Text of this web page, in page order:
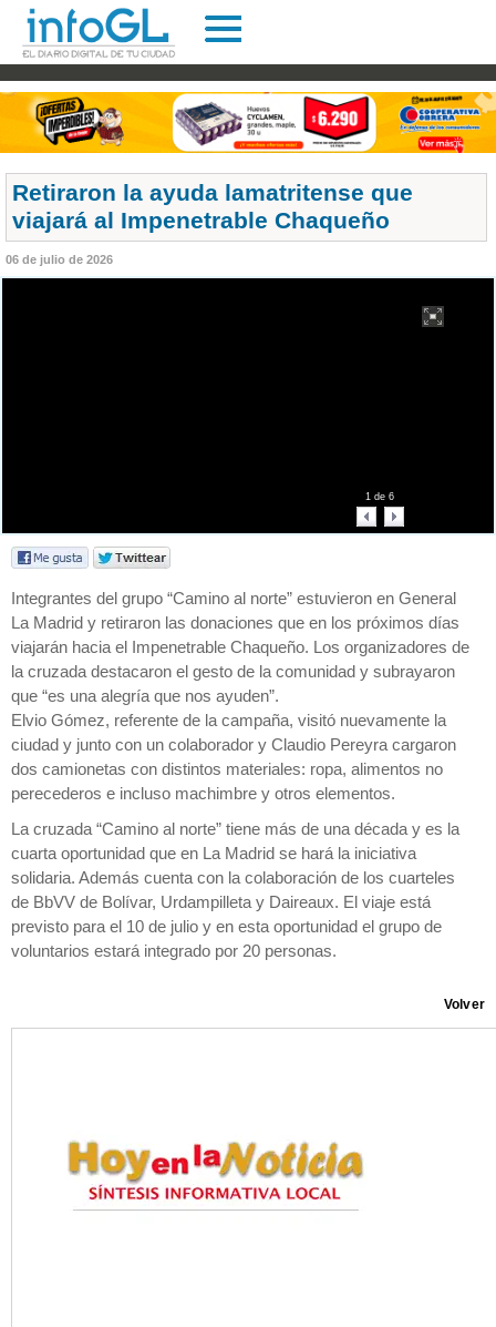
Retiraron la ayuda lamatritense que
viajará al Impenetrable Chaqueño
06 de julio de 2026
1de 6
Integrantes del grupo “Camino al norte” estuvieron en General
La Madrid y retiraron las donaciones que en los próximos días
viajarán hacia el Impenetrable Chaqueño. Los organizadores de
la cruzada destacaron el gesto de la comunidad y subrayaron
que “es una alegría que nos ayuden”.
Elvio Gómez, referente de la campaña, visitó nuevamente la
ciudad y junto con un colaborador y Claudio Pereyra cargaron
dos camionetas con distintos materiales: ropa, alimentos no
perecederos e incluso machimbre y otros elementos.
La cruzada “Camino al norte” tiene más de una década y es la
cuarta oportunidad que en La Madrid se hará la iniciativa
solidaria. Además cuenta con la colaboración de los cuarteles
de BbVV de Bolívar, Urdampilleta y Daireaux. El viaje está
previsto para el 10 de julio y en esta oportunidad el grupo de
voluntarios estará integrado por 20 personas.
Volver